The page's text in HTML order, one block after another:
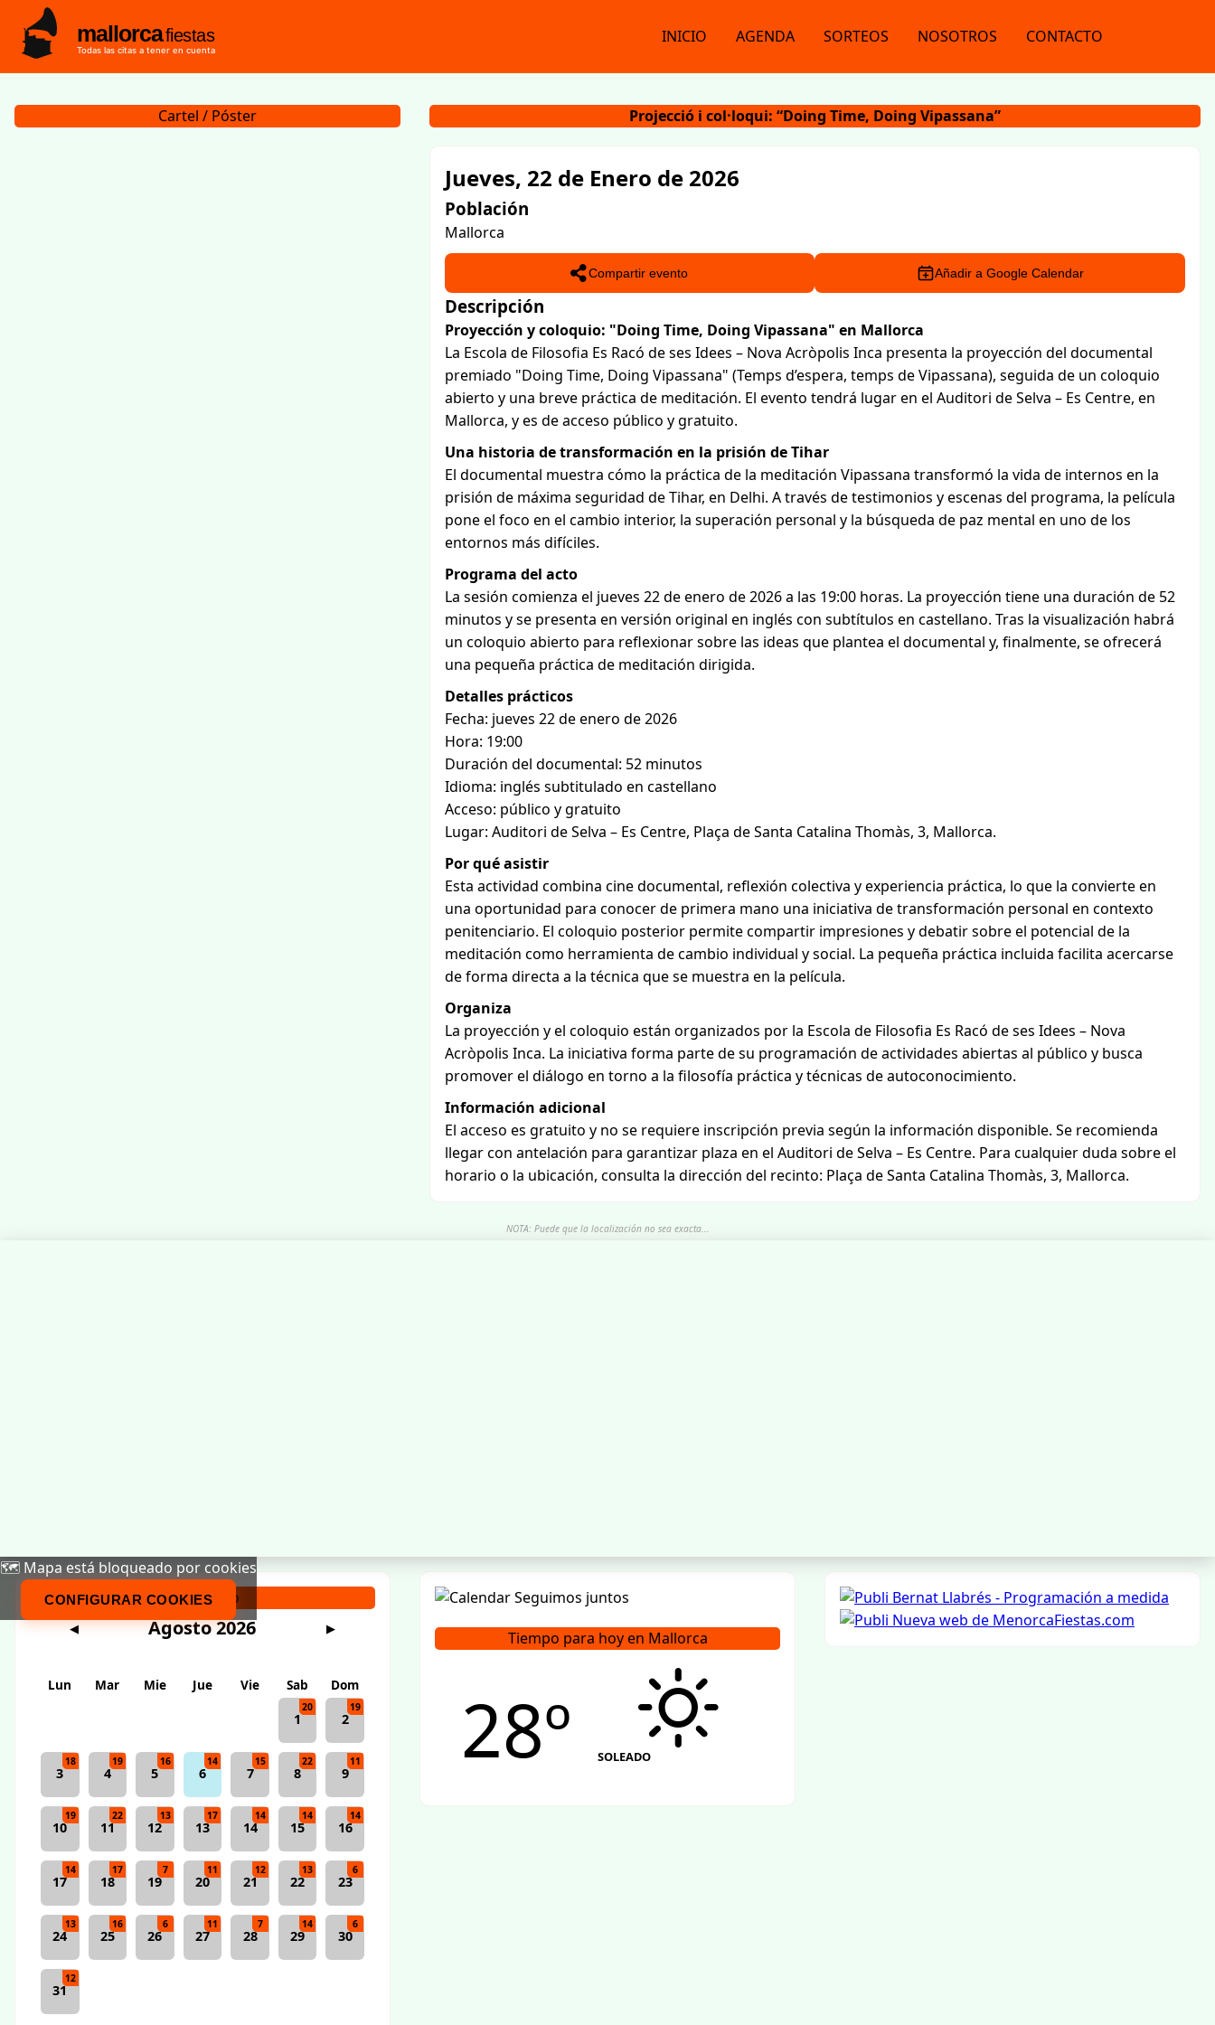
mallorcafiestas
Todas las citas a tener en cuenta
INICIO AGENDA SORTEOS NOSOTROS CONTACTO
Cartel / Póster Projecció i col·loqui: “Doing Time, Doing Vipassana”
Jueves, 22 de Enero de 2026
Población
Mallorca
Compartir evento Añadir a Google Calendar
Descripción
Proyección y coloquio: "Doing Time, Doing Vipassana" en Mallorca
La Escola de Filosofia Es Racó de ses Idees – Nova Acròpolis Inca presenta la proyección del documental
premiado "Doing Time, Doing Vipassana" (Temps d’espera, temps de Vipassana), seguida de un coloquio
abierto y una breve práctica de meditación. El evento tendrá lugar en el Auditori de Selva – Es Centre, en
Mallorca, y es de acceso público y gratuito.
Una historia de transformación en la prisión de Tihar
El documental muestra cómo la práctica de la meditación Vipassana transformó la vida de internos en la
prisión de máxima seguridad de Tihar, en Delhi. A través de testimonios y escenas del programa, la película
pone el foco en el cambio interior, la superación personal y la búsqueda de paz mental en uno de los
entornos más difíciles.
Programa del acto
La sesión comienza el jueves 22 de enero de 2026 a las 19:00 horas. La proyección tiene una duración de 52
minutos y se presenta en versión original en inglés con subtítulos en castellano. Tras la visualización habrá
un coloquio abierto para reflexionar sobre las ideas que plantea el documental y, finalmente, se ofrecerá
una pequeña práctica de meditación dirigida.
Detalles prácticos
Fecha: jueves 22 de enero de 2026
Hora: 19:00
Duración del documental: 52 minutos
Idioma: inglés subtitulado en castellano
Acceso: público y gratuito
Lugar: Auditori de Selva – Es Centre, Plaça de Santa Catalina Thomàs, 3, Mallorca.
Por qué asistir
Esta actividad combina cine documental, reflexión colectiva y experiencia práctica, lo que la convierte en
una oportunidad para conocer de primera mano una iniciativa de transformación personal en contexto
penitenciario. El coloquio posterior permite compartir impresiones y debatir sobre el potencial de la
meditación como herramienta de cambio individual y social. La pequeña práctica incluida facilita acercarse
de forma directa a la técnica que se muestra en la película.
Organiza
La proyección y el coloquio están organizados por la Escola de Filosofia Es Racó de ses Idees – Nova
Acròpolis Inca. La iniciativa forma parte de su programación de actividades abiertas al público y busca
promover el diálogo en torno a la filosofía práctica y técnicas de autoconocimiento.
Información adicional
El acceso es gratuito y no se requiere inscripción previa según la información disponible. Se recomienda
llegar con antelación para garantizar plaza en el Auditori de Selva – Es Centre. Para cualquier duda sobre el
horario o la ubicación, consulta la dirección del recinto: Plaça de Santa Catalina Thomàs, 3, Mallorca.
NOTA: Puede que la localización no sea exacta...
🗺️ Mapa está bloqueado por cookies
CONFIGURAR COOKIES
Calendario
◀ Agosto 2026 ▶
Lun Mar Mie Jue Vie Sab
Dom
1
20
2
19
3
18
4
19
5
16
6
14
7
15
8
22
9
11
10
19
11
22
12
13
13
17
14
14
15
14
16
14
17
14
18
17
19
7
20
11
21
12
22
13
23
6
24
13
25
16
26
6
27
11
28
7
29
14
30
6
31
12
Tiempo para hoy en Mallorca
28º SOLEADO